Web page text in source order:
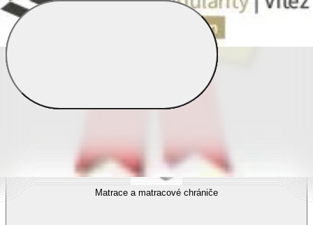
Povlečení s fototiskem
Výhodné sady
Matrace a matracové chrániče